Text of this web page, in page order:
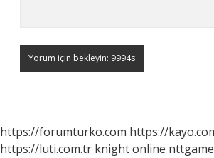
https://forumturko.com https://
https://luti.com.tr knight online nttgame